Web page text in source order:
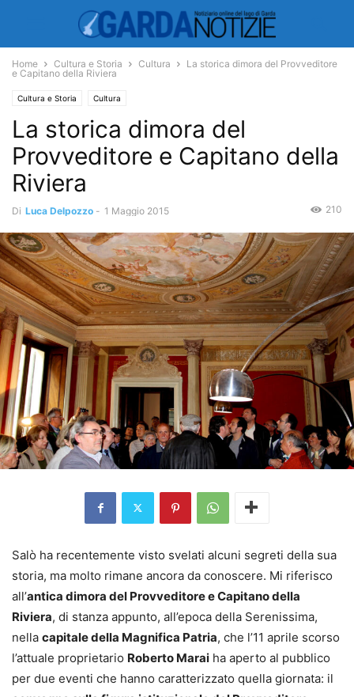
Home Cultura e Storia Cultura
La storica dimora del Provveditore
e Capitano della Riviera
Cultura e Storia Cultura
La storica dimora del
Provveditore e Capitano della
Riviera
Di Luca Delpozzo - 1 Maggio 2015 210
Salò ha recentemente visto svelati alcuni segreti della sua
storia, ma molto rimane ancora da conoscere. Mi riferisco
all’antica dimora del Provveditore e Capitano della
Riviera, di stanza appunto, all’epoca della Serenissima,
nella capitale della Magnifica Patria, che l’11 aprile scorso
l’attuale proprietario Roberto Marai ha aperto al pubblico
per due eventi che hanno caratterizzato quella giornata: il